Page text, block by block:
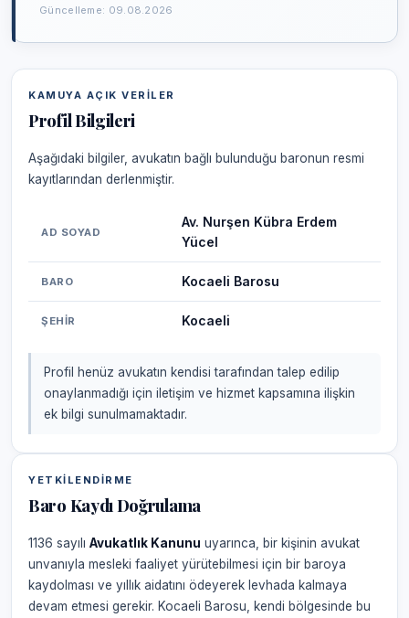
Güncelleme: 09.08.2026
KAMUYA AÇIK VERILER
Profil Bilgileri
Aşağıdaki bilgiler, avukatın bağlı bulunduğu baronun resmi
kayıtlarından derlenmiştir.
AD SOYAD
Av. Nurşen Kübra Erdem
Yücel
BARO Kocaeli Barosu
ŞEHIR Kocaeli
Profil henüz avukatın kendisi tarafından talep edilip
onaylanmadığı için iletişim ve hizmet kapsamına ilişkin
ek bilgi sunulmamaktadır.
YETKILENDIRME
Baro Kaydı Doğrulama
1136 sayılı Avukatlık Kanunu uyarınca, bir kişinin avukat
unvanıyla mesleki faaliyet yürütebilmesi için bir baroya
kaydolması ve yıllık aidatını ödeyerek levhada kalmaya
devam etmesi gerekir. Kocaeli Barosu, kendi bölgesinde bu